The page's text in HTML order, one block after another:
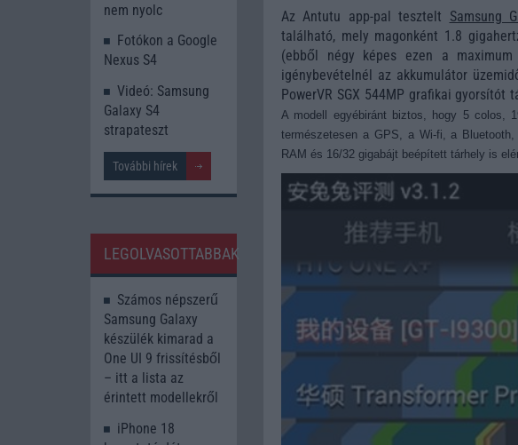
Az Antutu app-pal tesztelt Samsung
található, mely magonként 1.8
(ebből négy képes ezen a
igénybevételnél az akkumulátor
PowerVR SGX 544MP grafikai
A modell egyébiránt biztos, hogy 5 colos,
természetesen a GPS, a Wi-fi, a
RAM és 16/32 gigabájt beépített tárhely is
nem nyolc
Fotókon a Google
Nexus S4
Videó: Samsung
Galaxy S4
strapateszt
További hírek
LEGOLVASOTTABBAK
Számos népszerű
Samsung Galaxy
készülék kimarad a
One UI 9 frissítésből
– itt a lista az
érintett modellekről
iPhone 18